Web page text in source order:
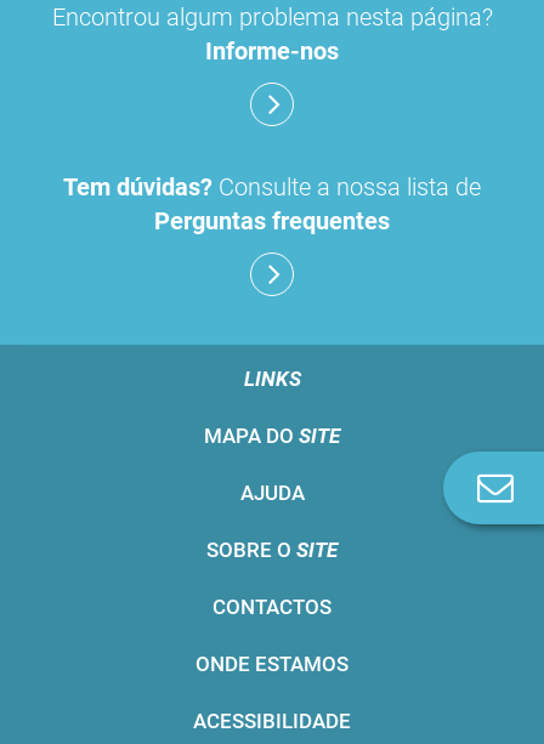
Encontrou algum problema nesta página?
Informe-nos
Tem dúvidas? Consulte a nossa lista de
Perguntas frequentes
LINKS
MAPA DO SITE
AJUDA
SOBRE O SITE
CONTACTOS
ONDE ESTAMOS
ACESSIBILIDADE